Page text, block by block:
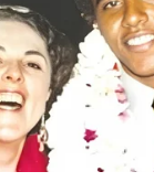
Lounge bietet euch
Ruhepausen.
für
und
unter
von LaserZone